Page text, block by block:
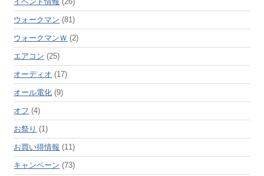
ウォークマン (81)
ウォークマンＷ (2)
エアコン (25)
オーディオ (17)
オール電化 (9)
オフ (4)
お祭り (1)
お買い得情報 (11)
キャンペーン (73)